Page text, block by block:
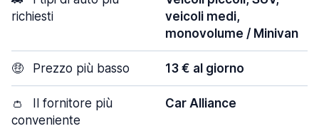
richiesti
veicoli medi,
monovolume / Minivan
🤑 Prezzo più basso 13 € al giorno
👛
Il fornitore più
conveniente
Car Alliance